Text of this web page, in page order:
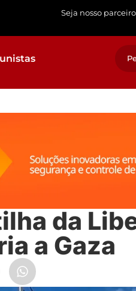
Seja nosso parceiro
da
a Gaza